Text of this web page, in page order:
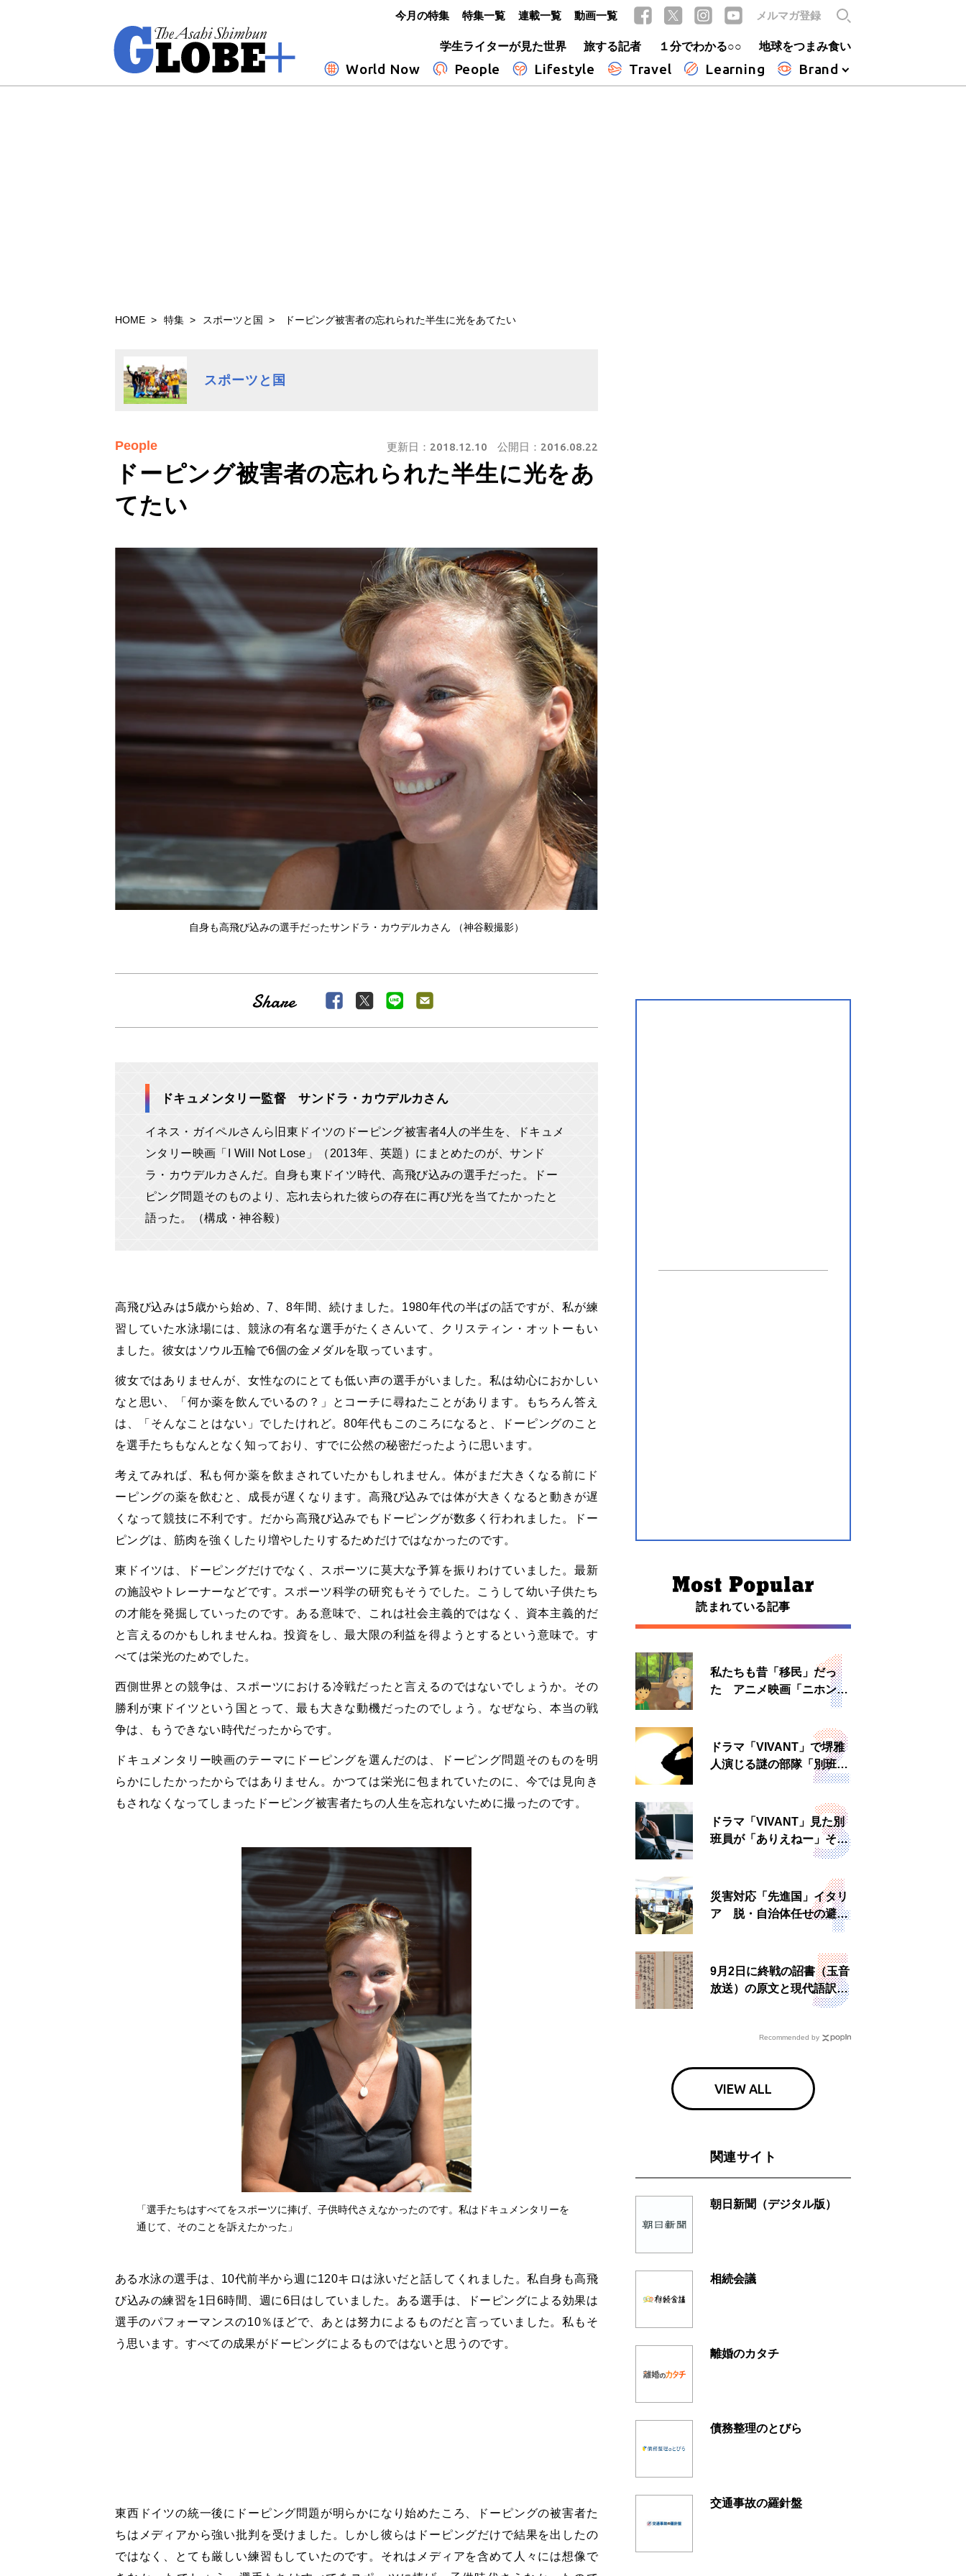
学生ライターが見た世界
旅する記者 １分でわかる○○ 地球をつまみ食い
World Now People Lifestyle Travel Learning Brand
今月の特集 特集一覧 連載一覧 動画一覧 メルマガ登録
HOME 特集 スポーツと国 ドーピング被害者の忘れられた半生に光をあてたい
スポーツと国
ドーピング被害者の忘れられた半生に光をあ
てたい
People 更新日： 2018.12.10 公開日： 2016.08.22
自身も高飛び込みの選手だったサンドラ・カウデルカさん （神谷毅撮影）
ドキュメンタリー監督 サンドラ・カウデルカさん
イネス・ガイペルさんら旧東ドイツのドーピング被害者4人の半生を、ドキュメ
ンタリー映画「I Will Not Lose」（2013年、英題）にまとめたのが、サンド
ラ・カウデルカさんだ。自身も東ドイツ時代、高飛び込みの選手だった。ドー
ピング問題そのものより、忘れ去られた彼らの存在に再び光を当てたかったと
語った。（構成・神谷毅）
高飛び込みは5歳から始め、7、8年間、続けました。1980年代の半ばの話ですが、私が練
習していた水泳場には、競泳の有名な選手がたくさんいて、クリスティン・オットーもい
ました。彼女はソウル五輪で6個の金メダルを取っています。
彼女ではありませんが、女性なのにとても低い声の選手がいました。私は幼心におかしい
なと思い、「何か薬を飲んでいるの？」とコーチに尋ねたことがあります。もちろん答え
は、「そんなことはない」でしたけれど。80年代もこのころになると、ドーピングのこと
を選手たちもなんとなく知っており、すでに公然の秘密だったように思います。
考えてみれば、私も何か薬を飲まされていたかもしれません。体がまだ大きくなる前にド
ーピングの薬を飲むと、成長が遅くなります。高飛び込みでは体が大きくなると動きが遅
くなって競技に不利です。だから高飛び込みでもドーピングが数多く行われました。ドー
ピングは、筋肉を強くしたり増やしたりするためだけではなかったのです。
東ドイツは、ドーピングだけでなく、スポーツに莫大な予算を振りわけていました。最新
の施設やトレーナーなどです。スポーツ科学の研究もそうでした。こうして幼い子供たち
の才能を発掘していったのです。ある意味で、これは社会主義的ではなく、資本主義的だ
と言えるのかもしれませんね。投資をし、最大限の利益を得ようとするという意味で。す
べては栄光のためでした。
西側世界との競争は、スポーツにおける冷戦だったと言えるのではないでしょうか。その
勝利が東ドイツという国とって、最も大きな動機だったのでしょう。なぜなら、本当の戦
争は、もうできない時代だったからです。
ドキュメンタリー映画のテーマにドーピングを選んだのは、ドーピング問題そのものを明
らかにしたかったからではありません。かつては栄光に包まれていたのに、今では見向き
もされなくなってしまったドーピング被害者たちの人生を忘れないために撮ったのです。
「選手たちはすべてをスポーツに捧げ、子供時代さえなかったのです。私はドキュメンタリーを
通じて、そのことを訴えたかった」
ある水泳の選手は、10代前半から週に120キロは泳いだと話してくれました。私自身も高飛
び込みの練習を1日6時間、週に6日はしていました。ある選手は、ドーピングによる効果は
選手のパフォーマンスの10％ほどで、あとは努力によるものだと言っていました。私もそ
う思います。すべての成果がドーピングによるものではないと思うのです。
東西ドイツの統一後にドーピング問題が明らかになり始めたころ、ドーピングの被害者た
ちはメディアから強い批判を受けました。しかし彼らはドーピングだけで結果を出したの
ではなく、とても厳しい練習もしていたのです。それはメディアを含めて人々には想像で
読まれている記事
私たちも昔「移民」だっ
た アニメ映画「ニホンジ
ドラマ「VIVANT」で堺雅
人演じる謎の部隊「別班」
は実在する？内情知る人物
ドラマ「VIVANT」見た別
班員が「ありえねー」その
理由とは 非公然組織ゆえ
災害対応「先進国」イタリ
ア 脱・自治体任せの避難
所運営、被災者への温かい
9月2日に終戦の詔書（玉音
放送）の原文と現代語訳を
読む もう一つの「終戦の
Recommended by
VIEW ALL
関連サイト
朝日新聞（デジタル版）
相続会議
離婚のカタチ
債務整理のとびら
交通事故の羅針盤